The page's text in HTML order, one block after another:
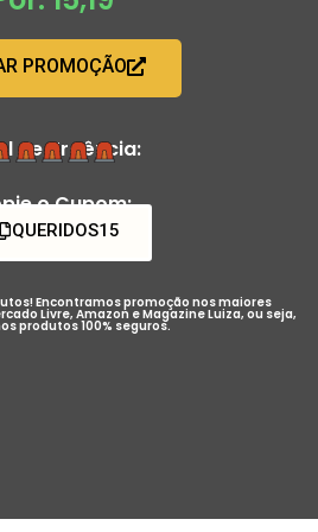
PROMOÇÃO
de Urgência:
o Cupom:
QUERIDOS15
Encontramos promoção nos maiores
Livre, Amazon e Magazine Luiza, ou seja,
produtos 100% seguros.